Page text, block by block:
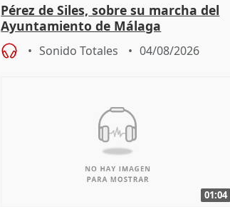
Pérez de Siles, sobre su marcha del
Ayuntamiento de Málaga
Sonido Totales 04/08/2026
01:04